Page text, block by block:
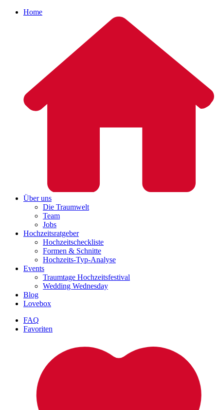
Home
Über uns
Die Traumwelt
Team
Jobs
Hochzeitsratgeber
Hochzeitscheckliste
Formen & Schnitte
Hochzeits-Typ-Analyse
Events
Traumtage Hochzeitsfestival
Wedding Wednesday
Blog
Lovebox
FAQ
Favoriten